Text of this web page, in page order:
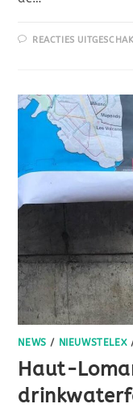
REACTIES
NEWS / NIEUWSTELEX
Haut-